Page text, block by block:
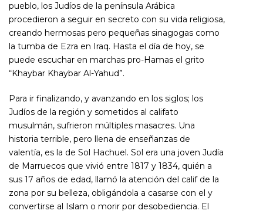
pueblo, los Judíos de la península Arábica
procedieron a seguir en secreto con su vida religiosa,
creando hermosas pero pequeñas sinagogas como
la tumba de Ezra en Iraq. Hasta el día de hoy, se
puede escuchar en marchas pro-Hamas el grito
“Khaybar Khaybar Al-Yahud”.
Para ir finalizando, y avanzando en los siglos; los
Judíos de la región y sometidos al califato
musulmán, sufrieron múltiples masacres. Una
historia terrible, pero llena de enseñanzas de
valentía, es la de Sol Hachuel. Sol era una joven Judía
de Marruecos que vivió entre 1817 y 1834, quién a
sus 17 años de edad, llamó la atención del calif de la
zona por su belleza, obligándola a casarse con el y
convertirse al Islam o morir por desobediencia. El